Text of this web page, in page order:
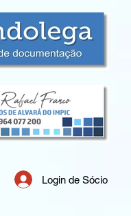
Login de Sócio